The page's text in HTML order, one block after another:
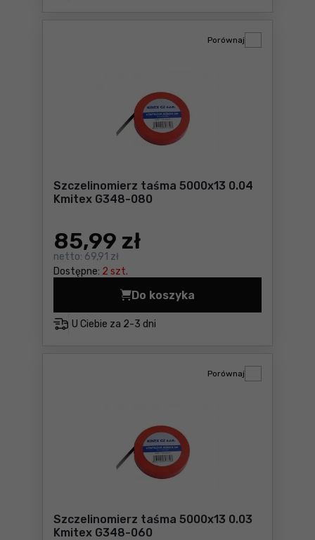
Szczelinomierz taśma 5000x13 0.04
Kmitex G348-080
85,99 zł
netto: 69,91 zł
Dostępne: 2 szt.
Porównaj
U Ciebie za 2-3 dni
Do koszyka
Szczelinomierz taśma
Szczelinomierz taśma 5000x13 0.03
Kmitex G348-060
Porównaj